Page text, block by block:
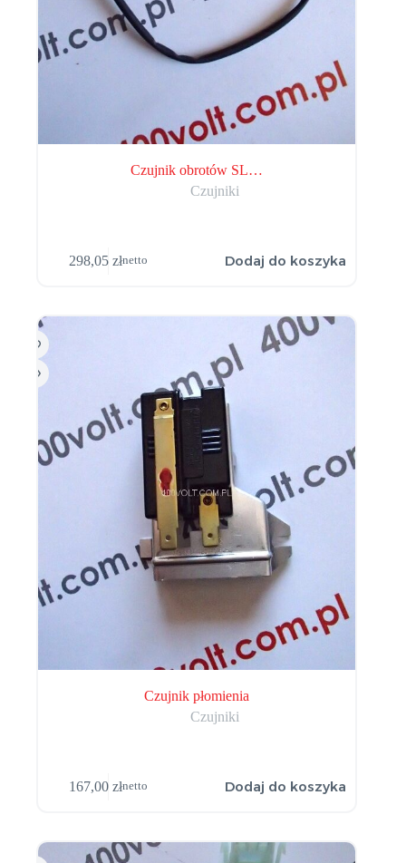
Czujnik obrotów SL…
Czujniki
298,05złnetto Dodaj do koszyka
Czujnik płomienia
Czujniki
167,00złnetto Dodaj do koszyka